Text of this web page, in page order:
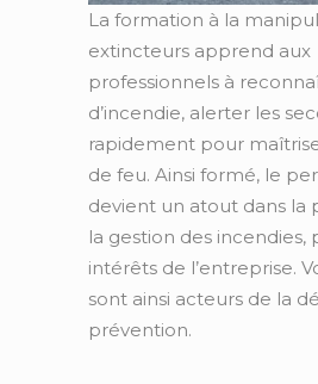
La formation à la
extincteurs apprend aux
professionnels à
d’incendie, alerter les
rapidement pour
de feu. Ainsi formé, le
devient un atout dans la
la gestion des
intérêts de l’entreprise.
sont ainsi acteurs de la
prévention.